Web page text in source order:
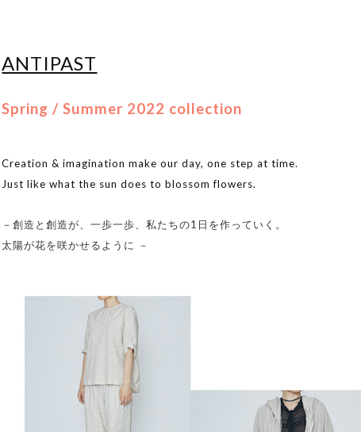
ANTIPAST
Spring / Summer 2022 collection
Creation & imagination make our day, one step at time.
Just like what the sun does to blossom flowers.
－創造と創造が、一歩一歩、私たちの1日を作っていく。
太陽が花を咲かせるように －